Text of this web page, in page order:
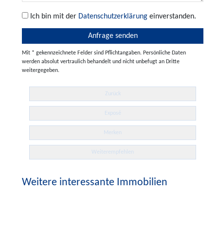
Ich bin mit der Datenschutzerklärung einverstanden.
Mit * gekennzeichnete Felder sind Pflichtangaben. Persönliche Daten
werden absolut vertraulich behandelt und nicht unbefugt an Dritte
weitergegeben.
Zurück
Exposé
Merken
Weiterempfehlen
Weitere interessante Immobilien